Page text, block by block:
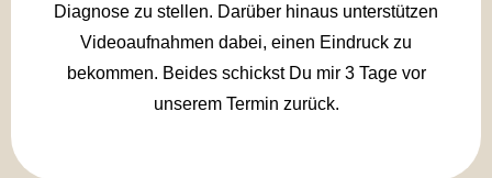
Diagnose zu stellen. Darüber hinaus unterstützen
Videoaufnahmen dabei, einen Eindruck zu
bekommen. Beides schickst Du mir 3 Tage vor
unserem Termin zurück.